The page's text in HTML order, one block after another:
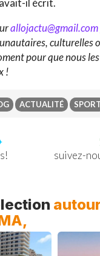
il écrit.
allojactu@gmail.com
culturelles
pour que nous
!
ACTUALITÉ SPORT
suivez-